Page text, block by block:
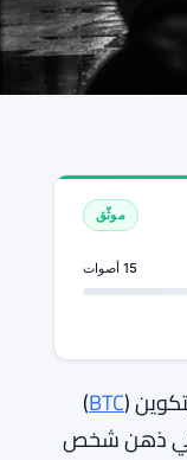
موثّق
15 أصوات
BTC
)
في ذهن شخص